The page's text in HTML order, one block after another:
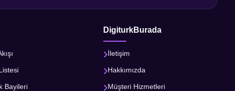
Bayileri
DigiturkBurada
İletişim
Hakkımızda
Müşteri Hizmetleri